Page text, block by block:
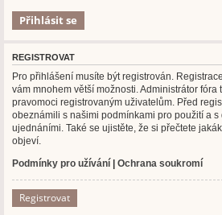
REGISTROVAT
Pro přihlášení musíte být registrován.
vám mnohem větší možnosti. Administrátor fóra
pravomoci registrovaným uživatelům. Před
obeznámili s našimi podmínkami pro použití a s
ujednáními. Také se ujistěte, že si přečtete
objeví.
Podmínky pro užívání | Ochrana soukromí
Registrovat